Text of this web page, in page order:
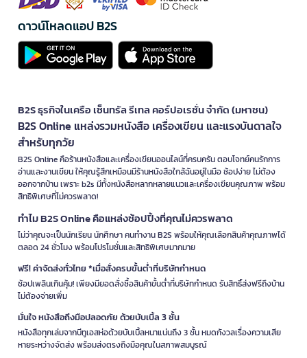
ดาวน์โหลดแอป B2S
B2S ธุรกิจในเครือ เซ็นทรัล รีเทล คอร์ปอเรชั่น จำกัด (มหาชน)
B2S Online แหล่งรวมหนังสือ เครื่องเขียน และแรงบันดาลใจ
สำหรับทุกวัย
B2S Online คือร้านหนังสือและเครื่องเขียนออนไลน์ที่ครบครัน ตอบโจทย์คนรักการ
อ่านและงานเขียน ให้คุณรู้สึกเหมือนมีร้านหนังสือใกล้ฉันอยู่ในมือ ช้อปง่าย ไม่ต้อง
ออกจากบ้าน เพราะ b2s มีทั้งหนังสือหลากหลายแนวและเครื่องเขียนคุณภาพ พร้อม
สิทธิพิเศษที่ไม่ควรพลาด!
ทำไม B2S Online คือแหล่งช้อปปิ้งที่คุณไม่ควรพลาด
ไม่ว่าคุณจะเป็นนักเรียน นักศึกษา คนทำงาน B2S พร้อมให้คุณเลือกสินค้าคุณภาพได้
ตลอด 24 ชั่วโมง พร้อมโปรโมชั่นและสิทธิพิเศษมากมาย
ฟรี! ค่าจัดส่งทั่วไทย *เมื่อสั่งครบขั้นต่ำที่บริษัทกำหนด
ช้อปเพลินเกินคุ้ม! เพียงมียอดสั่งซื้อสินค้าขั้นต่ำที่บริษัทกำหนด รับสิทธิ์ส่งฟรีถึงบ้าน
ไม่ต้องจ่ายเพิ่ม
มั่นใจ หนังสือถึงมือปลอดภัย ด้วยบับเบิ้ล 3 ชั้น
หนังสือทุกเล่มจากบีทูเอสห่อด้วยบับเบิ้ลหนาแน่นถึง 3 ชั้น หมดกังวลเรื่องความเสีย
หายระหว่างจัดส่ง พร้อมส่งตรงถึงมือคุณในสภาพสมบูรณ์